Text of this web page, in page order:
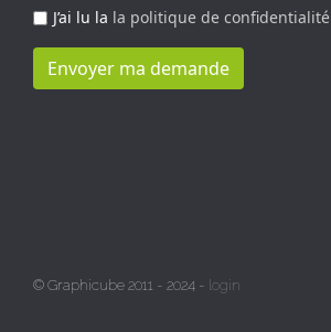
J’ai lu la la politique de confidentialité
Envoyer ma demande
© Graphicube 2011 - 2024 - login